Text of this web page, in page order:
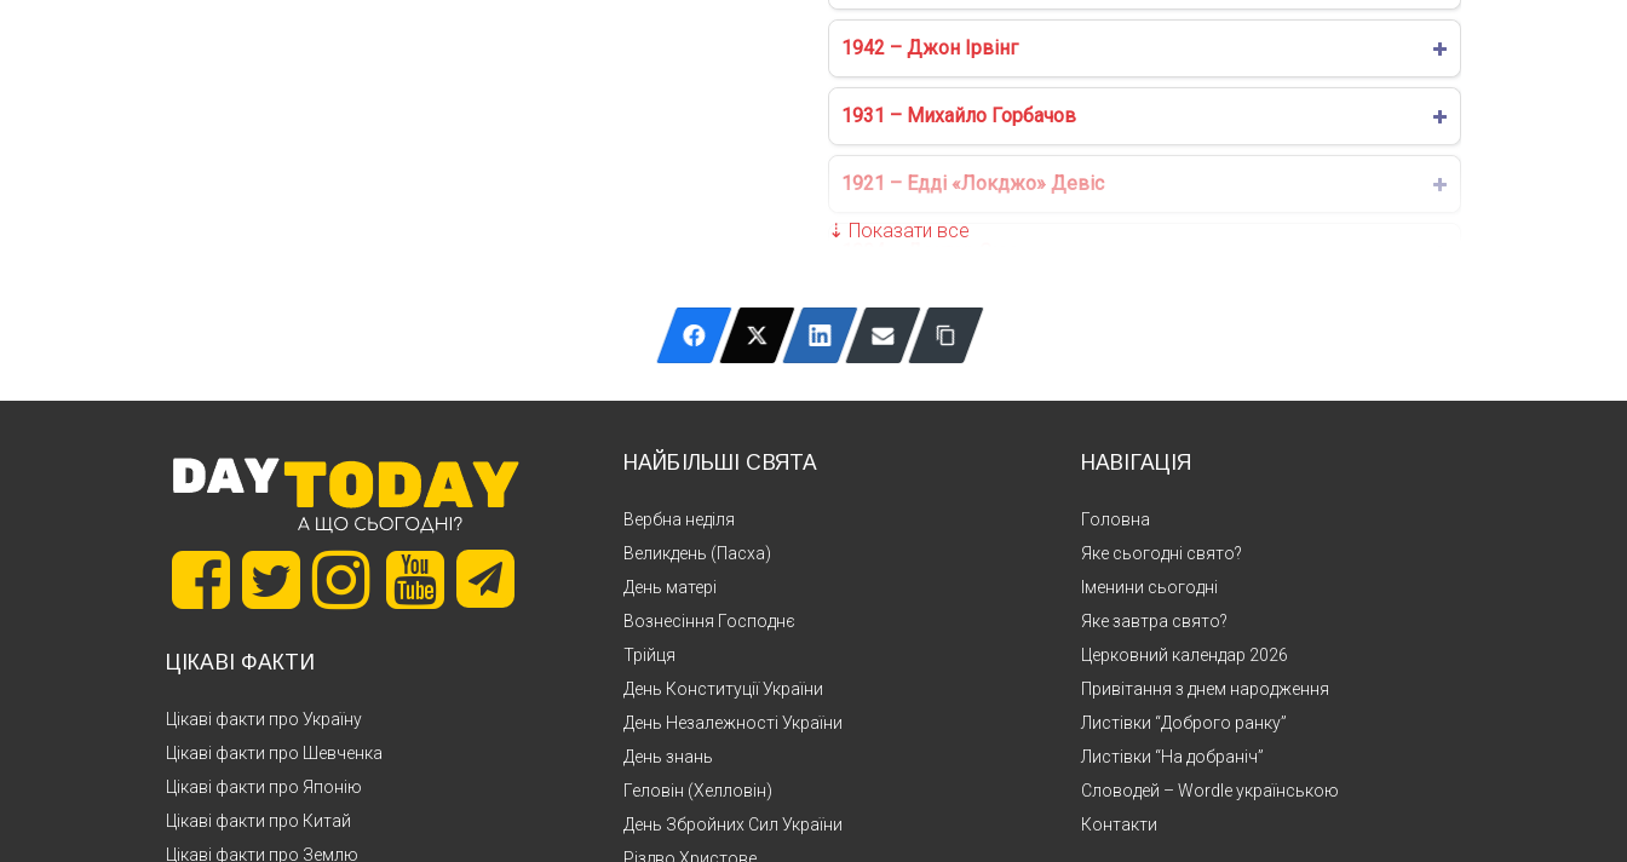
1942 – Джон Ірвінг
1931 – Михайло Горбачов
1921 – Едді «Локджо» Девіс
1900 – Томас Вулф
ЦІКАВІ ФАКТИ
Цікаві факти про Україну
Цікаві факти про Шевченка
Цікаві факти про Японію
Цікаві факти про Китай
Цікаві факти про Землю
НАЙБІЛЬШІ СВЯТА
Вербна неділя
Великдень (Пасха)
День матері
Вознесіння Господнє
Трійця
День Конституції України
День Незалежності України
День знань
Геловін (Хелловін)
День Збройних Сил України
Різдво Христове
НАВІГАЦІЯ
Головна
Яке сьогодні свято?
Іменини сьогодні
Яке завтра свято?
Церковний календар 2026
Привітання з днем народження
Листівки “Доброго ранку”
Листівки “На добраніч”
Словодей – Wordle українською
Контакти